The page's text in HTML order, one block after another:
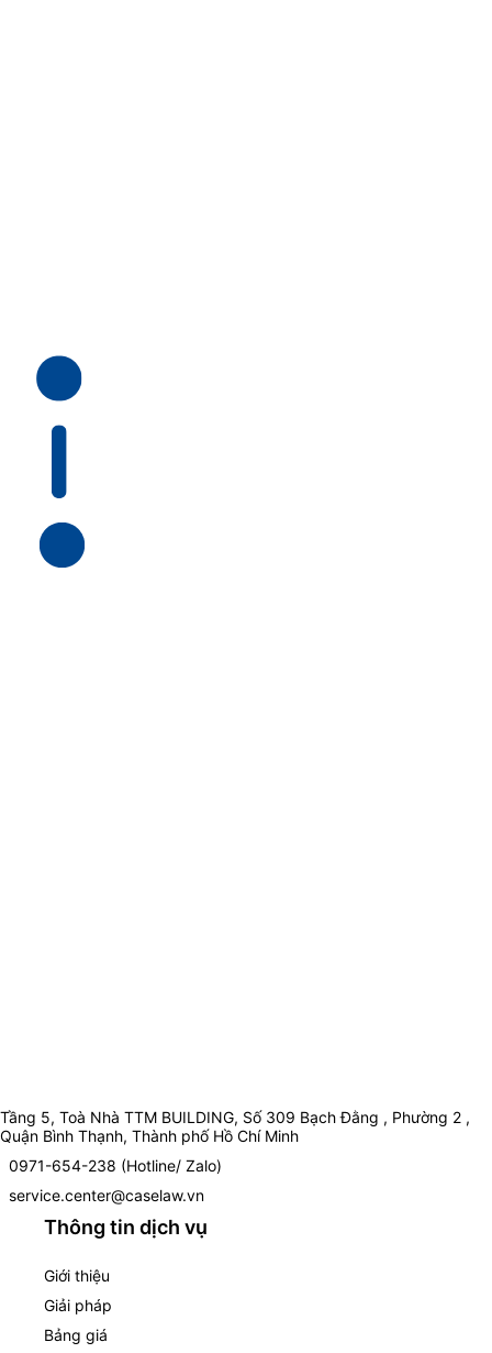
Tầng 5, Toà Nhà TTM BUILDING, Số 309 Bạch Đằng , Phường 2 ,
Quận Bình Thạnh, Thành phố Hồ Chí Minh
0971-654-238 (Hotline/ Zalo)
service.center@caselaw.vn
Thông tin dịch vụ
Giới thiệu
Giải pháp
Bảng giá